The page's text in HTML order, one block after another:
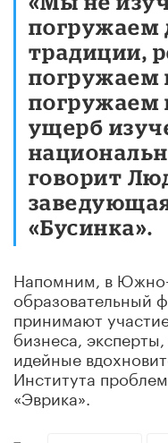
погружаем
традиции,
погружаем
погружаем
ущерб
говорит
«Бусинка».
Напомним, в
образовательный
принимают
бизнеса,
идейные
Института
«Эврика».